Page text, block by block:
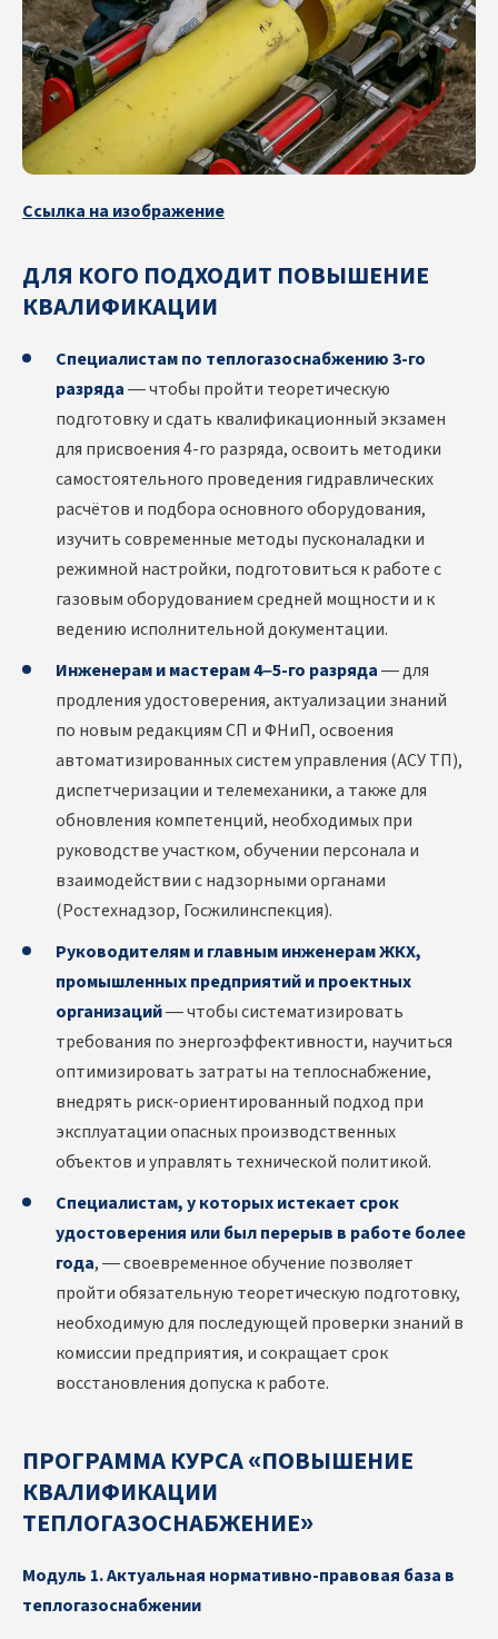
Ссылка на изображение
ДЛЯ КОГО ПОДХОДИТ ПОВЫШЕНИЕ
КВАЛИФИКАЦИИ
Специалистам по теплогазоснабжению 3-го
разряда— чтобы пройти теоретическую
подготовку и сдать квалификационный экзамен
для присвоения 4-го разряда, освоить методики
самостоятельного проведения гидравлических
расчётов и подбора основного оборудования,
изучить современные методы пусконаладки и
режимной настройки, подготовиться к работе с
газовым оборудованием средней мощности и к
ведению исполнительной документации.
Инженерам и мастерам 4–5-го разряда— для
продления удостоверения, актуализации знаний
по новым редакциям СП и ФНиП, освоения
автоматизированных систем управления (АСУ ТП),
диспетчеризации и телемеханики, а также для
обновления компетенций, необходимых при
руководстве участком, обучении персонала и
взаимодействии с надзорными органами
(Ростехнадзор, Госжилинспекция).
Руководителям и главным инженерам ЖКХ,
промышленных предприятий и проектных
организаций— чтобы систематизировать
требования по энергоэффективности, научиться
оптимизировать затраты на теплоснабжение,
внедрять риск-ориентированный подход при
эксплуатации опасных производственных
объектов и управлять технической политикой.
Специалистам, у которых истекает срок
удостоверения или был перерыв в работе более
года, — своевременное обучение позволяет
пройти обязательную теоретическую подготовку,
необходимую для последующей проверки знаний в
комиссии предприятия, и сокращает срок
восстановления допуска к работе.
ПРОГРАММА КУРСА «ПОВЫШЕНИЕ
КВАЛИФИКАЦИИ
ТЕПЛОГАЗОСНАБЖЕНИЕ»
Модуль 1. Актуальная нормативно-правовая база в
теплогазоснабжении